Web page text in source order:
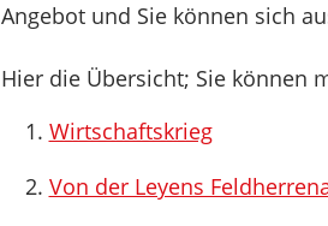
Angebot und Sie können sich
Hier die Übersicht; Sie können
Wirtschaftskrieg
Von der Leyens